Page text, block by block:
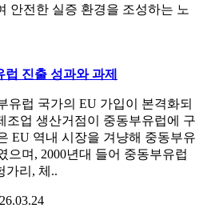
안전한 실증 환경을 조성하는 노
진출 성과와 과제
유럽 국가의 EU 가입이 본격화되
조업 생산거점이 중동부유럽에 구
EU 역내 시장을 겨냥해 중동부유
으며, 2000년대 들어 중동부유럽
가리, 체..